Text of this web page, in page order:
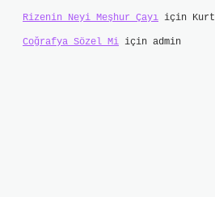
Rizenin Neyi Meşhur Çayı için Kurt
Coğrafya Sözel Mi için admin